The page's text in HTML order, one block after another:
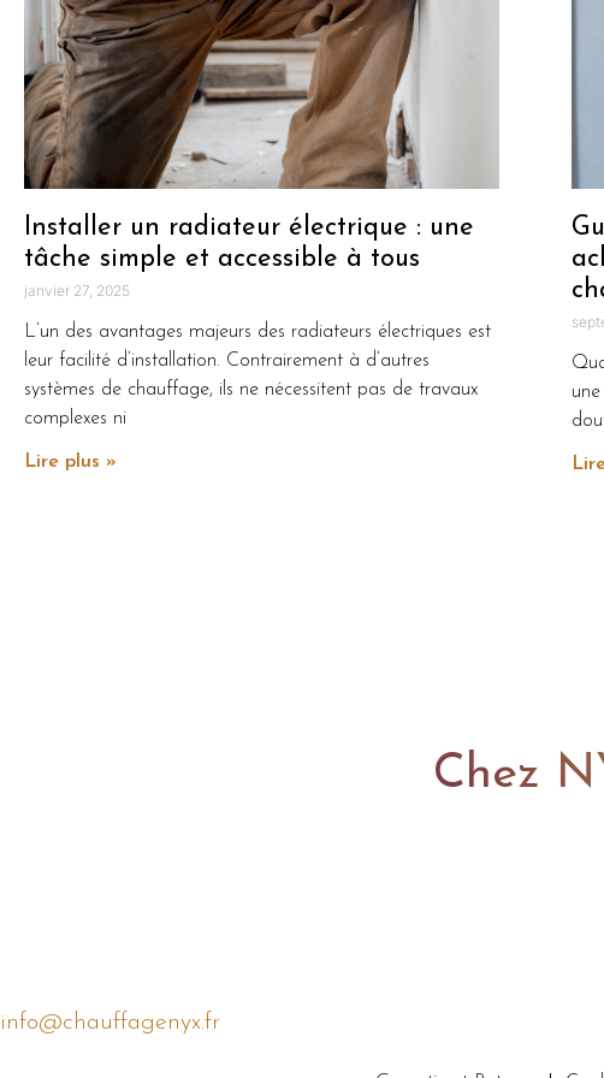
Installer un radiateur électrique : une
tâche simple et accessible à tous
janvier 27, 2025
L’un des avantages majeurs des radiateurs électriques est
leur facilité d’installation. Contrairement à d’autres
systèmes de chauffage, ils ne nécessitent pas de travaux
complexes ni
Lire plus »
Chez
info@chauffagenyx.fr